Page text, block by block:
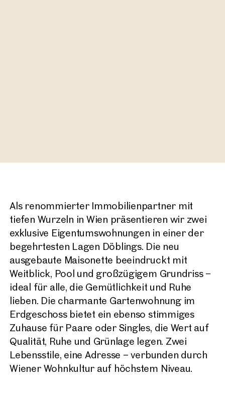
Als renommierter Immobilienpartner mit
tiefen Wurzeln in Wien präsentieren wir zwei
exklusive Eigentumswohnungen in einer der
begehrtesten Lagen Döblings. Die neu
ausgebaute Maisonette beeindruckt mit
Weitblick, Pool und großzügigem Grundriss –
ideal für alle, die Gemütlichkeit und Ruhe
lieben. Die charmante Gartenwohnung im
Erdgeschoss bietet ein ebenso stimmiges
Zuhause für Paare oder Singles, die Wert auf
Qualität, Ruhe und Grünlage legen. Zwei
Lebensstile, eine Adresse – verbunden durch
Wiener Wohnkultur auf höchstem Niveau.